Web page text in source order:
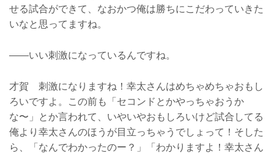
せる試合ができて、なおかつ俺は勝ちにこだわっていきた
いなと思ってますね。
——いい刺激になっているんですね。
才賀 刺激になりますね！幸太さんはめちゃめちゃおもし
ろいですよ。この前も「セコンドとかやっちゃおうか
な〜」とか言われて、いやいやおもしろいけど試合してる
俺より幸太さんのほうが目立っちゃうでしょって！そした
ら、「なんでわかったのー？」「わかりますよ！幸太さん